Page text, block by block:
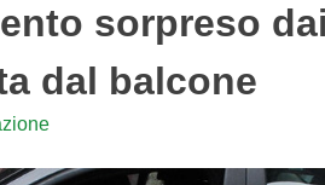
sorpreso dai
dal balcone